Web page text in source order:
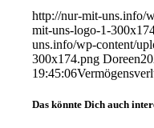
http://nur-mit-uns.info/
mit-uns-logo-1-
uns.info/wp-content/
300x174.png Doreen
19:45:06
Das könnte Dich auch